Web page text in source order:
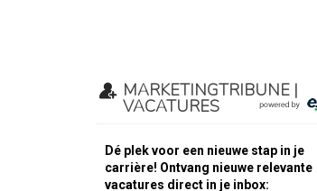
MARKETINGTRIBUNE |
VACATURES
Dé plek voor een nieuwe stap in je
carrière! Ontvang nieuwe relevante
vacatures direct in je inbox: